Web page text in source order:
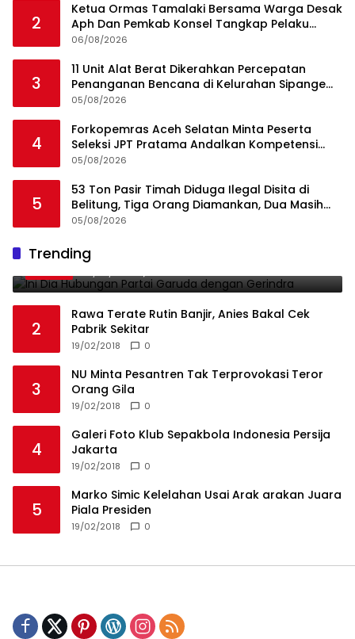
2
Ketua Ormas Tamalaki Bersama Warga Desak
Aph Dan Pemkab Konsel Tangkap Pelaku
Angkut Cangkang Sawit Overload, Truk PT KAP
06/08/2026
3
11 Unit Alat Berat Dikerahkan Percepatan
Penanganan Bencana di Kelurahan Sipange
Kecamatan Tukka
05/08/2026
4
Forkopemras Aceh Selatan Minta Peserta
Seleksi JPT Pratama Andalkan Kompetensi
dan Integritas, Bukan Kedekatan
05/08/2026
5
53 Ton Pasir Timah Diduga Ilegal Disita di
Belitung, Tiga Orang Diamankan, Dua Masih
Diburu
05/08/2026
Trending
1
Gerindra
2
Rawa Terate Rutin Banjir, Anies Bakal Cek
Pabrik Sekitar
19/02/2018 0
3
NU Minta Pesantren Tak Terprovokasi Teror
Orang Gila
19/02/2018 0
4
Galeri Foto Klub Sepakbola Indonesia Persija
Jakarta
19/02/2018 0
5
Marko Simic Kelelahan Usai Arak arakan Juara
Piala Presiden
19/02/2018 0